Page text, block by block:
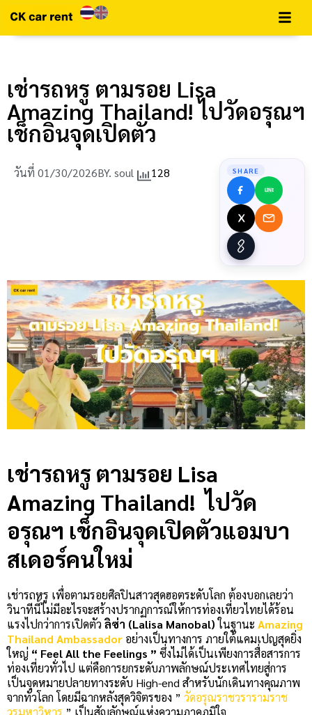
เช่ารถหรู ตามรอย Lisa
Amazing Thailand! ไปวัดอรุณฯ
เช็กอินจุดเปิดตัว
วันที่ 01/30/2026BY. soul 128 SHARE
LINE
เช่ารถหรูตามรอย Lisa
Amazing Thailand! ไปวัด
อรุณฯ เช็กอินจุดเปิดตัวแอมบา
สเดอร์คนใหม่
เช่ารถหรู เพื่อตามรอยศิลปินสาวสุดฮอตระดับโลก ต้องบอกเลยว่า
วินาทีนี้ไม่มีอะไรจะสร้างปรากฏการณ์ให้การท่องเที่ยวไทยได้ร้อน
แรงไปกว่าการเปิดตัว ลิซ่า (Lalisa Manobal)ในฐานะ Amazing
Thailand Ambassador อย่างเป็นทางการ ภายใต้แคมเปญสุดยิ่ง
ใหญ่ “ Feel All the Feelings ” ซึ่งไม่ได้เป็นเพียงการสื่อสารการ
ท่องเที่ยวทั่วไป แต่คือการยกระดับภาพลักษณ์ประเทศไทยสู่การ
เป็นจุดหมายปลายทางระดับ High-end สำหรับนักเดินทางคุณภาพ
จากทั่วโลก โดยมีฉากหลังสุดวิจิตรของ ” วัดอรุณราชวรารามราช
วรมหาวิหาร ” เป็นสัญลักษณ์แห่งความภาคภูมิใจ